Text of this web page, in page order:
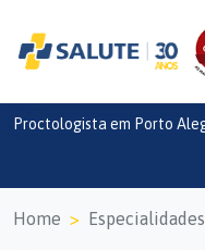
Proctologista em Porto
Home Especialidades